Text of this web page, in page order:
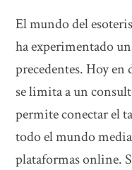
El mundo del
ha experimentado
precedentes. Hoy en
se limita a un
permite conectar el
todo el mundo
plataformas online.